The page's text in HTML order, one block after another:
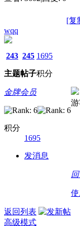
[复
wqq
243
主题
245
帖子
1695
积分
金牌会员
积分
1695
发消息
返回列表
高级模式